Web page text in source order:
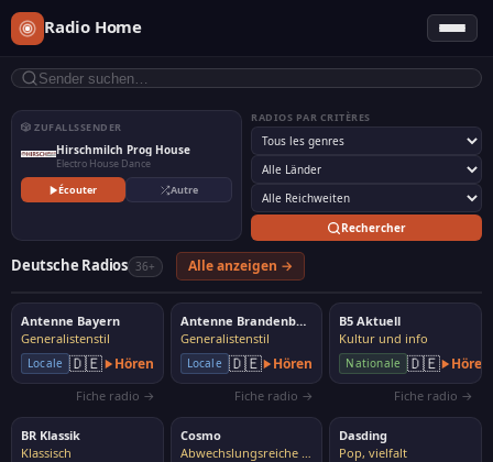
Radio Home
🎲 ZUFALLSSENDER
Hirschmilch Prog House
Electro House Dance
Écouter
Autre
RADIOS PAR CRITÈRES
Rechercher
Deutsche Radios 36+ Alle anzeigen →
Antenne Bayern
Generalistenstil
Locale 🇩🇪 Hören
Fiche radio →
Antenne Brandenburg
Generalistenstil
Locale 🇩🇪 Hören
Fiche radio →
B5 Aktuell
Kultur und info
Nationale 🇩🇪 Hören
Fiche radio →
BR Klassik
Klassisch
Cosmo
Abwechslungsreiche Musik
Dasding
Pop, vielfalt